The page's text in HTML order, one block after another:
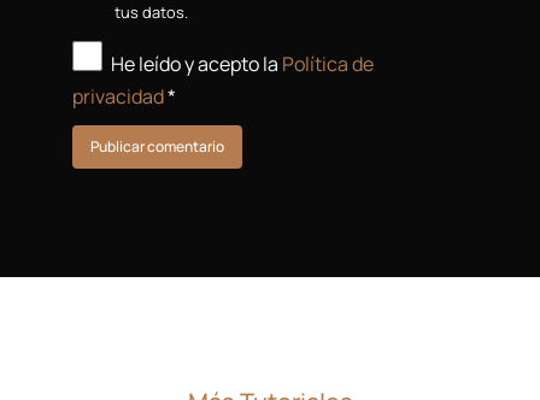
tus datos.
He leído y acepto la Política de
privacidad*
Publicar comentario